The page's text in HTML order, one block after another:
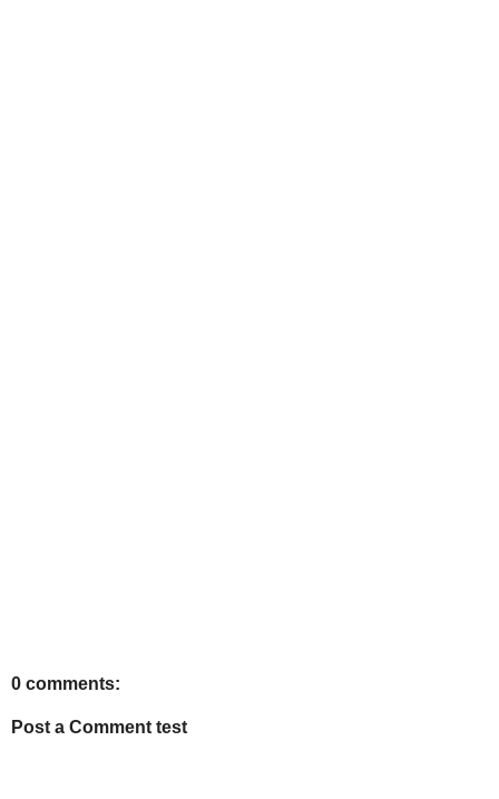
0 comments:
Post a Comment test